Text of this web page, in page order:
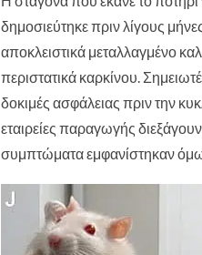
δημοσιεύτηκε πριν λίγους
αποκλειστικά μεταλλαγμένο
περιστατικά καρκίνου.
δοκιμές ασφάλειας πριν την
εταιρείες παραγωγής
συμπτώματα εμφανίστηκαν